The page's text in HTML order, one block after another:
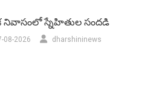
నివాసంలో స్నేహితుల సందడి
08-2026 dharshininews